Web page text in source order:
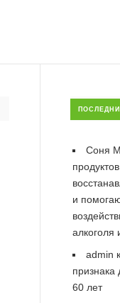
Соня
и
алкоголя
admin
60 лет